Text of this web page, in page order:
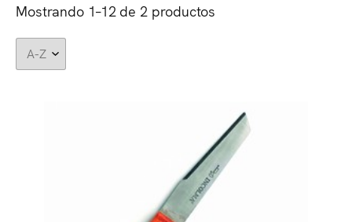
Mostrando 1–12 de 2 productos